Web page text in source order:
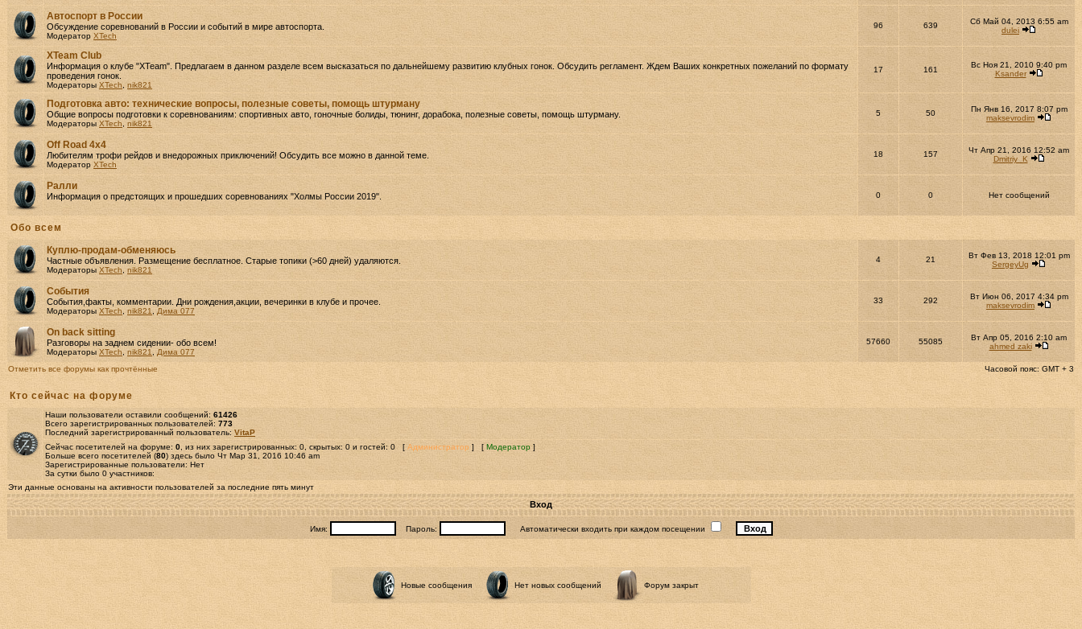
Автоспорт в России
Обсуждение соревнований в России и событий в мире автоспорта.
Модератор XTech
96 639
Сб Май 04, 2013 6:55 am
dulei
XTeam Club
Информация о клубе "XTeam". Предлагаем в данном разделе всем высказаться по дальнейшему развитию клубных гонок. Обсудить регламент. Ждем Ваших конкретных пожеланий по формату
проведения гонок.
Модераторы XTech nik821
17 161
Вс Ноя 21, 2010 9:40 pm
Ksander
Подготовка авто: технические вопросы, полезные советы, помощь штурману
Общие вопросы подготовки к соревнованиям: спортивных авто, гоночные болиды, тюнинг, дорабока, полезные советы, помощь штурману.
Модераторы XTech nik821
5 50
Пн Янв 16, 2017 8:07 pm
maksevrodim
Off Road 4х4
Любителям трофи рейдов и внедорожных приключений! Обсудить все можно в данной теме.
Модератор XTech
18 157
Чт Апр 21, 2016 12:52 am
Dmitriy_K
Ралли
Информация о предстоящих и прошедших соревнованиях "Холмы России 2019". 0 0 Нет сообщений
Oбо всем
Куплю-продам-обменяюсь
Частные объявления. Размещение бесплатное. Старые топики (>60 дней) удаляются.
Модераторы XTech nik821
4 21
Вт Фев 13, 2018 12:01 pm
SergeyUg
События
События,факты, комментарии. Дни рождения,акции, вечеринки в клубе и прочее.
Модераторы XTech nik821 Дима 077
33 292
Вт Июн 06, 2017 4:34 pm
maksevrodim
Оn back sitting
Разговоры на заднем сидении- обо всем!
Модераторы XTech nik821 Дима 077
57660 55085
Вт Апр 05, 2016 2:10 am
ahmed zaki
Отметить все форумы как прочтённые Часовой пояс: GMT + 3
Кто сейчас на форуме
Наши пользователи оставили сообщений: 61426
Всего зарегистрированных пользователей: 773
Последний зарегистрированный пользователь: VitaP
Сейчас посетителей на форуме: 0 , из них зарегистрированных: 0, скрытых: 0 и гостей: 0 [ Администратор ] [ Модератор]
Больше всего посетителей (80) здесь было Чт Мар 31, 2016 10:46 am
Зарегистрированные пользователи: Нет
За сутки было 0 участников:
Эти данные основаны на активности пользователей за последние пять минут
Вход
Имя: Пароль: Автоматически входить при каждом посещении
Новые сообщения Нет новых сообщений Форум закрыт